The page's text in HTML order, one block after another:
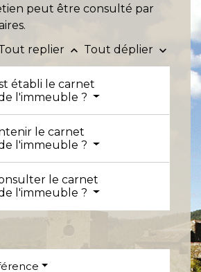
peut être consulté par
replier keyboard_arrow_up Tout déplier keyboard_arrow_down
établi le carnet
l'immeuble ?
le carnet
l'immeuble ?
le carnet
l'immeuble ?